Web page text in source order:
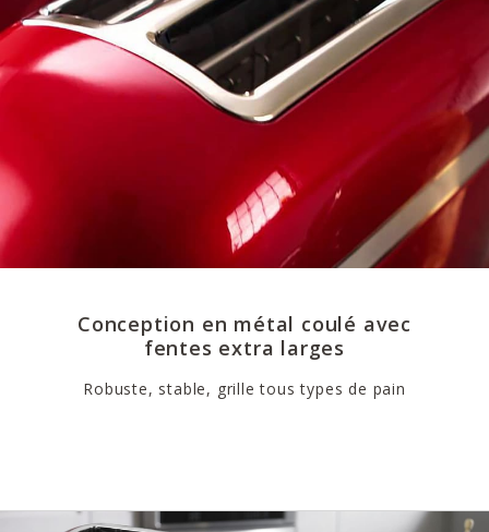
Conception en métal coulé avec
fentes extra larges
Robuste, stable, grille tous types de pain